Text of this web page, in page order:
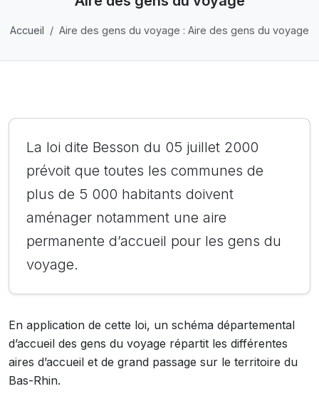
Accueil Aire des gens du voyage : Aire des gens du voyage
La loi dite Besson du 05 juillet 2000
prévoit que toutes les communes de
plus de 5 000 habitants doivent
aménager notamment une aire
permanente d’accueil pour les gens du
voyage.
En application de cette loi, un schéma départemental
d’accueil des gens du voyage répartit les différentes
aires d’accueil et de grand passage sur le territoire du
Bas-Rhin.